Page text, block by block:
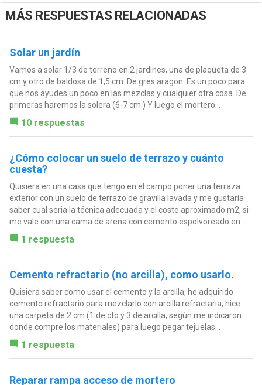
MÁS RESPUESTAS RELACIONADAS
Solar un jardín
Vamos a solar 1/3 de terreno en 2 jardines, una de plaqueta de 3
cm y otro de baldosa de 1,5 cm. De gres aragon. Es un poco para
que nos ayudes un poco en las mezclas y cualquier otra cosa. De
primeras haremos la solera (6-7 cm.) Y luego el mortero...
10 respuestas
¿Cómo colocar un suelo de terrazo y cuánto
cuesta?
Quisiera en una casa que tengo en el campo poner una terraza
exterior con un suelo de terrazo de gravilla lavada y me gustaría
saber cual seria la técnica adecuada y el coste aproximado m2, si
me vale con una cama de arena con cemento espolvoreado en...
1 respuesta
Cemento refractario (no arcilla), como usarlo.
Quisiera saber como usar el cemento y la arcilla, he adquirido
cemento refractario para mezclarlo con arcilla refractaria, hice
una carpeta de 2 cm (1 de cto y 3 de arcilla, según me indicaron
donde compre los materiales) para luego pegar tejuelas...
1 respuesta
Reparar rampa acceso de mortero